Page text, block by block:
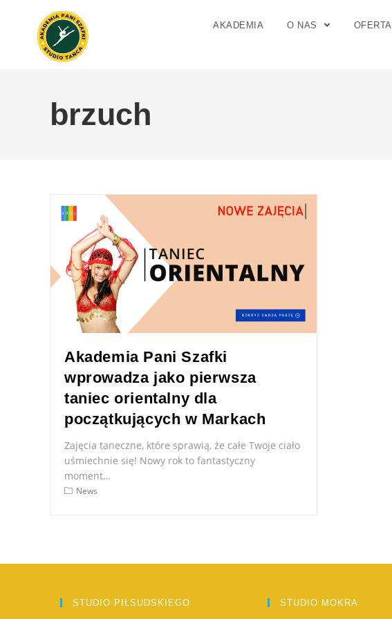
AKADEMIA O NAS OFERTA
brzuch
Akademia Pani Szafki
wprowadza jako pierwsza
taniec orientalny dla
początkujących w Markach
Zajęcia taneczne, które sprawią, że całe Twoje ciało
uśmiechnie się! Nowy rok to fantastyczny
moment…
News
STUDIO PIŁSUDSKIEGO STUDIO MOKRA